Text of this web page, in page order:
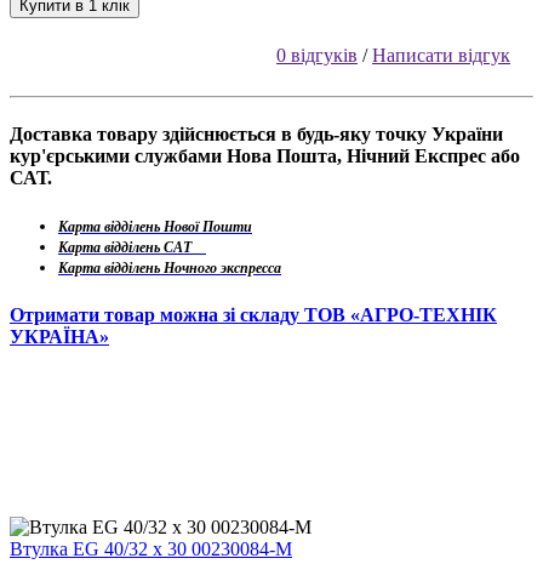
Купити в 1 клік
0 відгуків /Написати відгук
Доставка товару здійснюється в будь-яку точку України
кур'єрськими службами Нова Пошта, Нічний Експрес або
САТ.
Карта відділень Нової Пошти
Карта відділень САТ
Карта відділень Ночного экспресса
Отримати товар можна зі складу ТОВ «АГРО-ТЕХНІК
УКРАЇНА»
Втулка EG 40/32 x 30 00230084-M